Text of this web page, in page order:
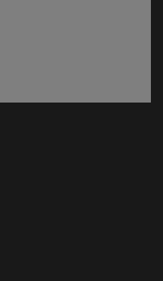
en nueva ventana)
nueva ventana)